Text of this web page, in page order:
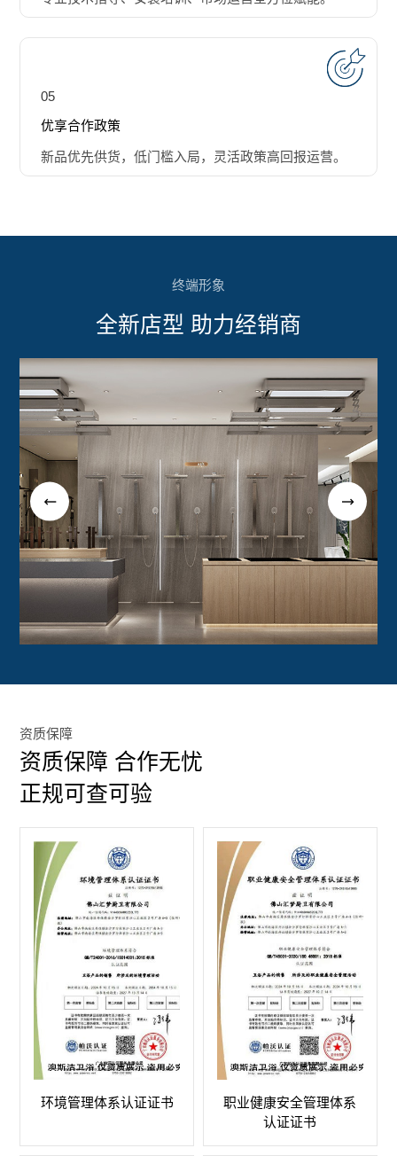
05
优享合作政策
新品优先供货，低门槛入局，灵活政策高回报运营。
终端形象
全新店型 助力经销商
资质保障
资质保障 合作无忧
正规可查可验
环境管理体系认证证书
职业健康安全管理体系
认证证书